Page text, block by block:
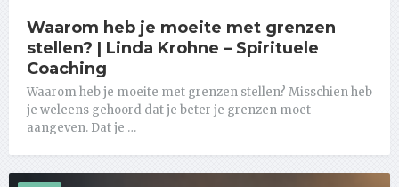
Waarom heb je moeite met grenzen
stellen? | Linda Krohne – Spirituele
Coaching
Waarom heb je moeite met grenzen stellen? Misschien heb
je weleens gehoord dat je beter je grenzen moet
aangeven. Dat je …